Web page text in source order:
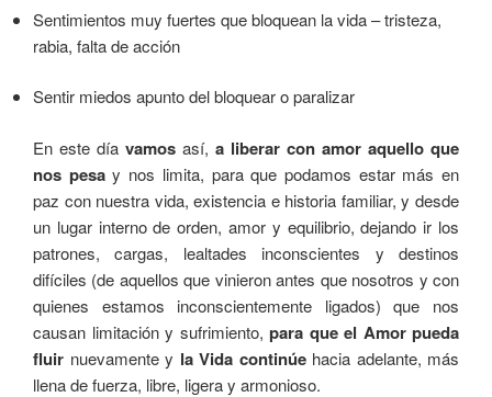
Sentimientos muy fuertes que bloquean la vida – tristeza,
rabia, falta de acción
Sentir miedos apunto del bloquear o paralizar
En este día vamos así, a liberar con amor aquello que
nos pesay nos limita, para que podamos estar más en
paz con nuestra vida, existencia e historia familiar, y desde
un lugar interno de orden, amor y equilibrio, dejando ir los
patrones, cargas, lealtades inconscientes y destinos
difíciles (de aquellos que vinieron antes que nosotros y con
quienes estamos inconscientemente ligados) que nos
causan limitación y sufrimiento, para que el Amor pueda
fluir nuevamente y la Vida continúehacia adelante, más
llena de fuerza, libre, ligera y armonioso.